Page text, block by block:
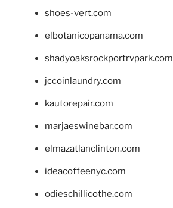
shoes-vert.com
elbotanicopanama.com
shadyoaksrockportrvpark.com
jccoinlaundry.com
kautorepair.com
marjaeswinebar.com
elmazatlanclinton.com
ideacoffeenyc.com
odieschillicothe.com